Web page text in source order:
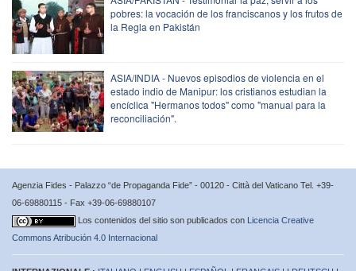
pobres: la vocación de los franciscanos y los frutos de
la Regla en Pakistán
ASIA/INDIA - Nuevos episodios de violencia en el
estado indio de Manipur: los cristianos estudian la
encíclica "Hermanos todos" como "manual para la
reconciliación".
Agenzia Fides - Palazzo “de Propaganda Fide” - 00120 - Città del Vaticano Tel. +39-
06-69880115 - Fax +39-06-69880107
Los contenidos del sitio son publicados con Licencia Creative
Commons Atribución 4.0 Internacional